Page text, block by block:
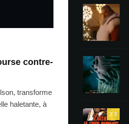
contre-
transforme
haletante, à
7.5